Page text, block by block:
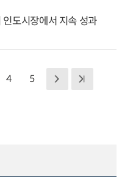
도시장에서 지속 성과
4 5